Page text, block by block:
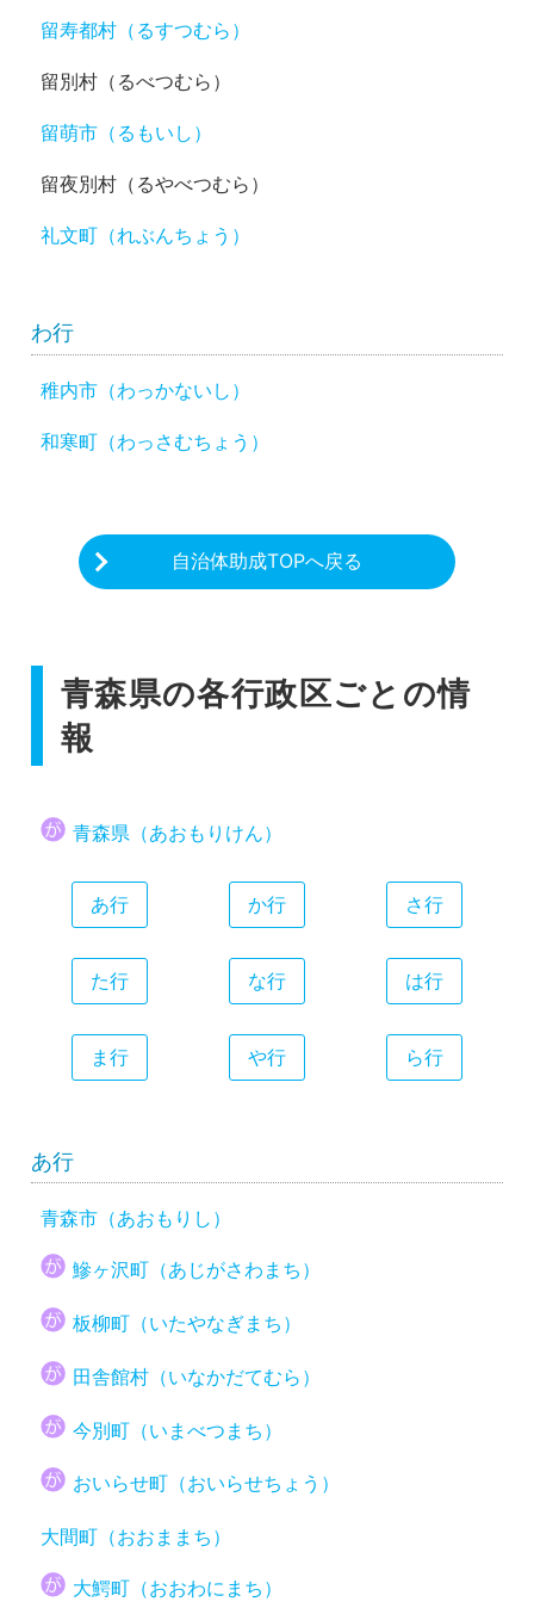
留寿都村（るすつむら）
留別村（るべつむら）
留萌市（るもいし）
留夜別村（るやべつむら）
礼文町（れぶんちょう）
わ行
稚内市（わっかないし）
和寒町（わっさむちょう）
自治体助成TOPへ戻る
青森県の各行政区ごとの情
報
青森県（あおもりけん）
あ行 か行 さ行
た行 な行 は行
ま行 や行 ら行
あ行
青森市（あおもりし）
鰺ヶ沢町（あじがさわまち）
板柳町（いたやなぎまち）
田舎館村（いなかだてむら）
今別町（いまべつまち）
おいらせ町（おいらせちょう）
大間町（おおままち）
大鰐町（おおわにまち）